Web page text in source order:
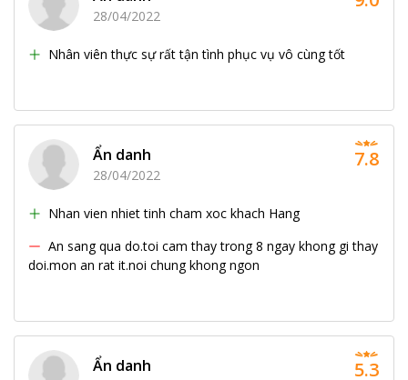
28/04/2022
Nhân viên thực sự rất tận tình phục vụ vô cùng tốt
Ẩn danh
28/04/2022
Nhan vien nhiet tinh cham xoc khach Hang
An sang qua do.toi cam thay trong 8 ngay khong gi thay
doi.mon an rat it.noi chung khong ngon
7.8
Ẩn danh 5.3